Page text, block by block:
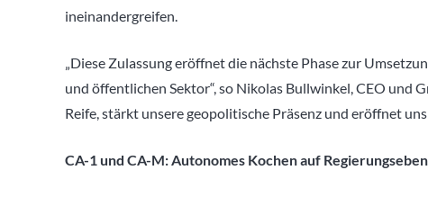
ineinandergreifen.
„Diese Zulassung eröffnet die nächste Phase zur
und öffentlichen Sektor“, so Nikolas Bullwinkel, CEO und
Reife, stärkt unsere geopolitische Präsenz und eröffnet
CA-1 und CA-M: Autonomes Kochen auf